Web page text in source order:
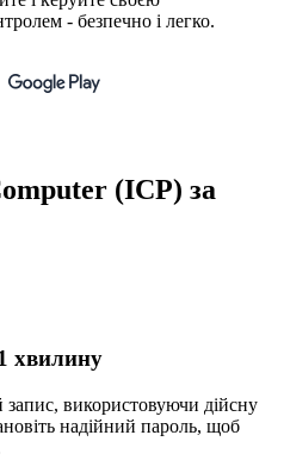
- безпечно і легко.
(ICP) за
хвилину
запис, використовуючи дійсну
надійний пароль, щоб